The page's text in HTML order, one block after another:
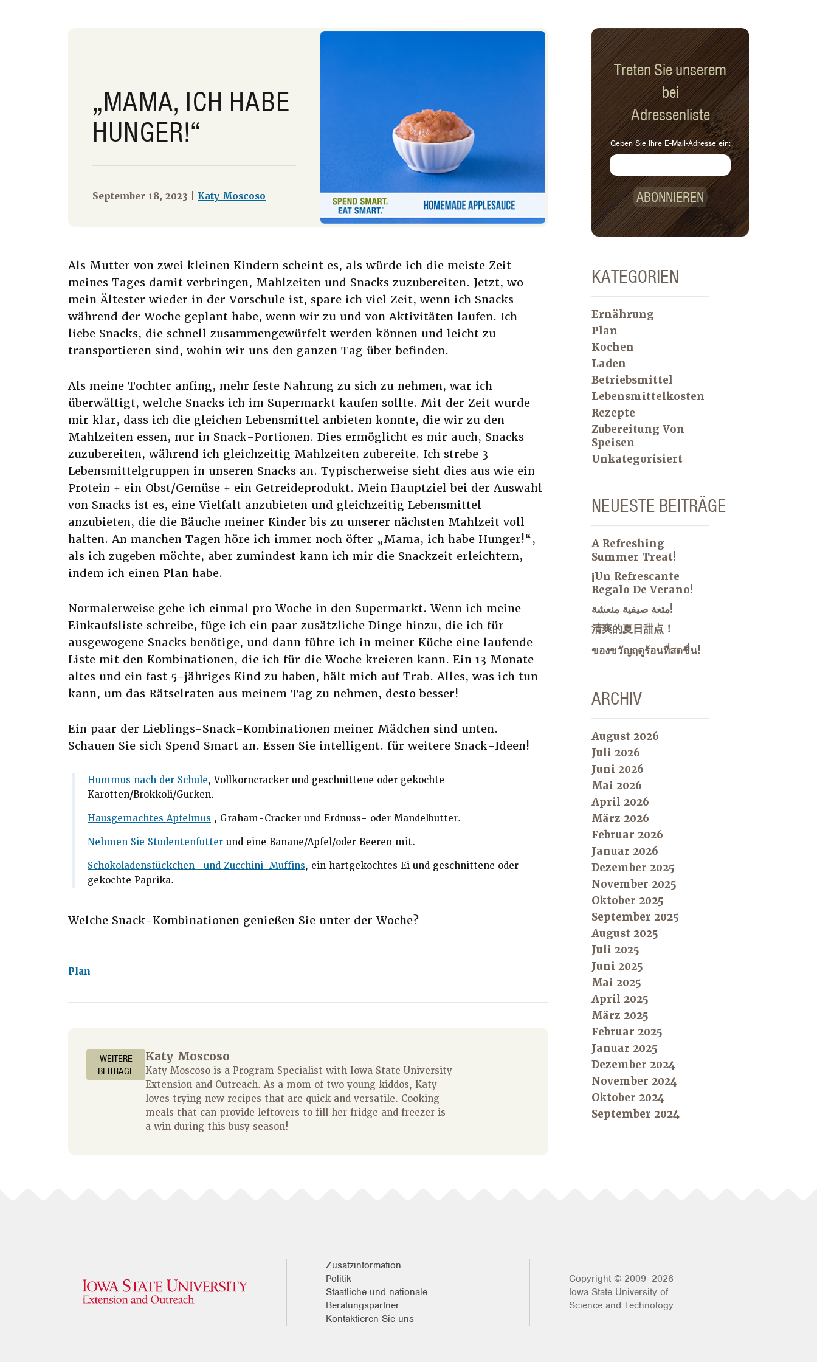
„MAMA, ICH HABE
HUNGER!“
September 18, 2023 | Katy Moscoso
Als Mutter von zwei kleinen Kindern scheint es, als würde ich die meiste Zeit
meines Tages damit verbringen, Mahlzeiten und Snacks zuzubereiten. Jetzt, wo
mein Ältester wieder in der Vorschule ist, spare ich viel Zeit, wenn ich Snacks
während der Woche geplant habe, wenn wir zu und von Aktivitäten laufen. Ich
liebe Snacks, die schnell zusammengewürfelt werden können und leicht zu
transportieren sind, wohin wir uns den ganzen Tag über befinden.
Als meine Tochter anfing, mehr feste Nahrung zu sich zu nehmen, war ich
überwältigt, welche Snacks ich im Supermarkt kaufen sollte. Mit der Zeit wurde
mir klar, dass ich die gleichen Lebensmittel anbieten konnte, die wir zu den
Mahlzeiten essen, nur in Snack-Portionen. Dies ermöglicht es mir auch, Snacks
zuzubereiten, während ich gleichzeitig Mahlzeiten zubereite. Ich strebe 3
Lebensmittelgruppen in unseren Snacks an. Typischerweise sieht dies aus wie ein
Protein + ein Obst/Gemüse + ein Getreideprodukt. Mein Hauptziel bei der Auswahl
von Snacks ist es, eine Vielfalt anzubieten und gleichzeitig Lebensmittel
anzubieten, die die Bäuche meiner Kinder bis zu unserer nächsten Mahlzeit voll
halten. An manchen Tagen höre ich immer noch öfter „Mama, ich habe Hunger!“,
als ich zugeben möchte, aber zumindest kann ich mir die Snackzeit erleichtern,
indem ich einen Plan habe.
Normalerweise gehe ich einmal pro Woche in den Supermarkt. Wenn ich meine
Einkaufsliste schreibe, füge ich ein paar zusätzliche Dinge hinzu, die ich für
ausgewogene Snacks benötige, und dann führe ich in meiner Küche eine laufende
Liste mit den Kombinationen, die ich für die Woche kreieren kann. Ein 13 Monate
altes und ein fast 5-jähriges Kind zu haben, hält mich auf Trab. Alles, was ich tun
kann, um das Rätselraten aus meinem Tag zu nehmen, desto besser!
Ein paar der Lieblings-Snack-Kombinationen meiner Mädchen sind unten.
Schauen Sie sich Spend Smart an. Essen Sie intelligent. für weitere Snack-Ideen!
Hummus nach der Schule, Vollkorncracker und geschnittene oder gekochte
Karotten/Brokkoli/Gurken.
Hausgemachtes Apfelmus , Graham-Cracker und Erdnuss- oder Mandelbutter.
Nehmen Sie Studentenfutter und eine Banane/Apfel/oder Beeren mit.
Schokoladenstückchen- und Zucchini-Muffins, ein hartgekochtes Ei und geschnittene oder
gekochte Paprika.
Welche Snack-Kombinationen genießen Sie unter der Woche?
Plan
WEITERE
BEITRÄGE
Katy Moscoso
Katy Moscoso is a Program Specialist with Iowa State University
Extension and Outreach. As a mom of two young kiddos, Katy
loves trying new recipes that are quick and versatile. Cooking
meals that can provide leftovers to fill her fridge and freezer is
a win during this busy season!
Treten Sie unserem
bei
Adressenliste
Geben Sie Ihre E-Mail-Adresse ein:
ABONNIEREN
KATEGORIEN
Ernährung
Plan
Kochen
Laden
Betriebsmittel
Lebensmittelkosten
Rezepte
Zubereitung Von
Speisen
Unkategorisiert
NEUESTE BEITRÄGE
A Refreshing
Summer Treat!
¡Un Refrescante
Regalo De Verano!
متعة صيفية منعشة!
清爽的夏日甜点！
ของขวัญฤดูร้อนที่สดชื่น!
ARCHIV
August 2026
Juli 2026
Juni 2026
Mai 2026
April 2026
März 2026
Februar 2026
Januar 2026
Dezember 2025
November 2025
Oktober 2025
September 2025
August 2025
Juli 2025
Juni 2025
Mai 2025
April 2025
März 2025
Februar 2025
Januar 2025
Dezember 2024
November 2024
Oktober 2024
September 2024
Zusatzinformation
Politik
Staatliche und nationale
Beratungspartner
Kontaktieren Sie uns
Copyright © 2009–2026
Iowa State University of
Science and Technology